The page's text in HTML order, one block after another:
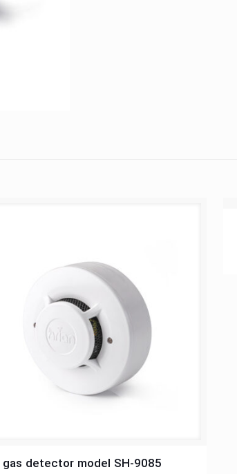
جهت مشاهده مشخصات فنی روی تصویر
detector model SH-9085